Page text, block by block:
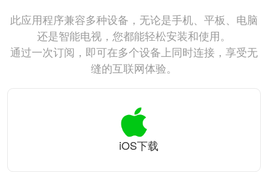
此应用程序兼容多种设备，无论是手机、平板、电脑
还是智能电视，您都能轻松安装和使用。
通过一次订阅，即可在多个设备上同时连接，享受无
缝的互联网体验。
iOS下载